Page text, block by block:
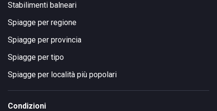
Stabilimenti balneari
Spiagge per regione
Spiagge per provincia
Spiagge per tipo
Spiagge per località più popolari
Condizioni